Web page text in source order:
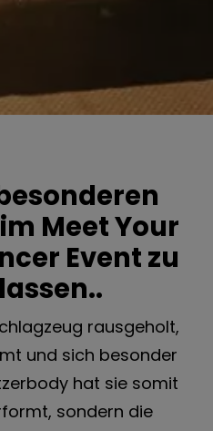
Meet Your
Event zu
rausgeholt,
und sich besonder
hat sie somit
sondern die